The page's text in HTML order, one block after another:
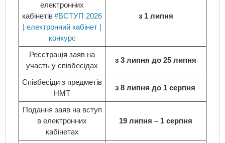
електронних
кабінетів#ВСТУП 2026
| електронний кабінет |
конкурс
з 1 липня
Реєстрація заяв на
участь у співбесідах
з 3 липня до 25 липня
Співбесіди з предметів
НМТ
з 8 липня до 1 серпня
Подання заяв на вступ
в електронних
кабінетах
19 липня – 1 серпня